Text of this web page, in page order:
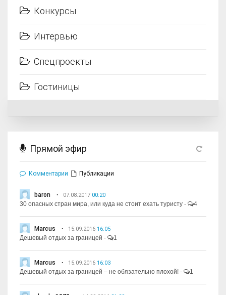
Конкурсы
Интервью
Спецпроекты
Гостиницы
Прямой эфир
Комментарии Публикации
baron 07.08.2017 00:20
30 опасных стран мира, или куда не стоит ехать туристу - 4
Marcus 15.09.2016 16:05
Дешевый отдых за границей - 1
Marcus 15.09.2016 16:03
Дешевый отдых за границей – не обязательно плохой! - 1